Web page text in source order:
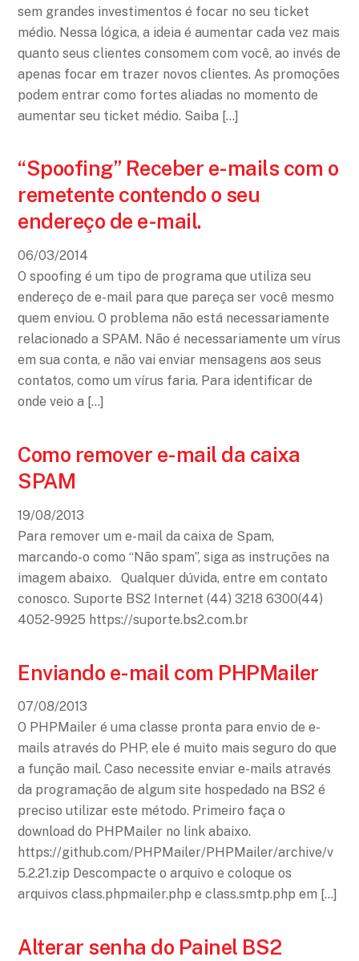
sem grandes investimentos é focar no seu ticket
médio. Nessa lógica, a ideia é aumentar cada vez mais
quanto seus clientes consomem com você, ao invés de
apenas focar em trazer novos clientes. As promoções
podem entrar como fortes aliadas no momento de
aumentar seu ticket médio. Saiba […]
“Spoofing” Receber e-mails com o
remetente contendo o seu
endereço de e-mail.
06/03/2014
O spoofing é um tipo de programa que utiliza seu
endereço de e-mail para que pareça ser você mesmo
quem enviou. O problema não está necessariamente
relacionado a SPAM. Não é necessariamente um vírus
em sua conta, e não vai enviar mensagens aos seus
contatos, como um vírus faria. Para identificar de
onde veio a […]
Como remover e-mail da caixa
SPAM
19/08/2013
Para remover um e-mail da caixa de Spam,
marcando-o como “Não spam”, siga as instruções na
imagem abaixo. Qualquer dúvida, entre em contato
conosco. Suporte BS2 Internet (44) 3218 6300(44)
4052-9925 https://suporte.bs2.com.br
Enviando e-mail com PHPMailer
07/08/2013
O PHPMailer é uma classe pronta para envio de e-
mails através do PHP, ele é muito mais seguro do que
a função mail. Caso necessite enviar e-mails através
da programação de algum site hospedado na BS2 é
preciso utilizar este método. Primeiro faça o
download do PHPMailer no link abaixo.
https://github.com/PHPMailer/PHPMailer/archive/v
5.2.21.zip Descompacte o arquivo e coloque os
arquivos class.phpmailer.php e class.smtp.php em […]
Alterar senha do Painel BS2